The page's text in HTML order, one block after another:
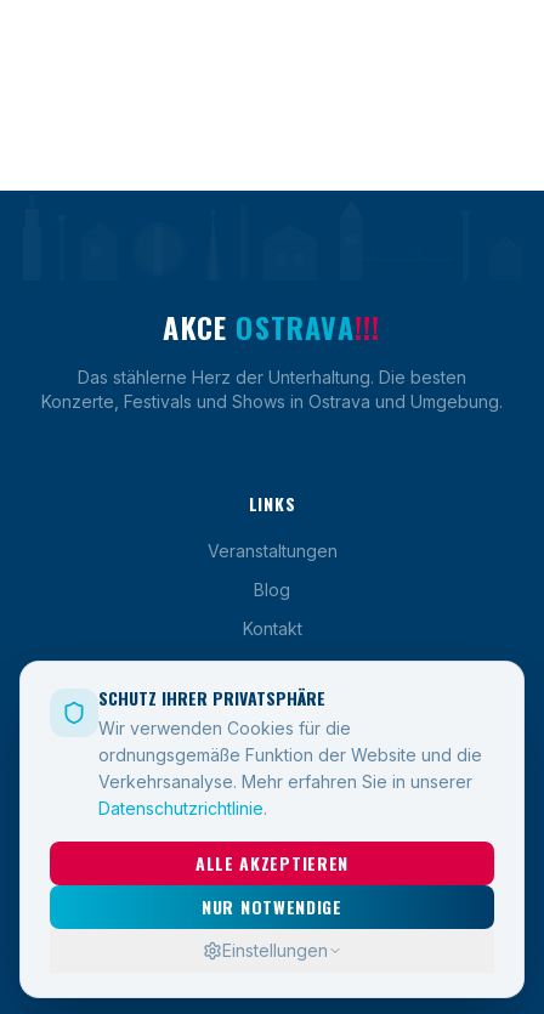
AKCE OSTRAVA!!!
Das stählerne Herz der Unterhaltung. Die besten
Konzerte, Festivals und Shows in Ostrava und Umgebung.
LINKS
Veranstaltungen
Blog
Kontakt
INFORMATIONEN
AGB
Datenschutz
SOZIALE MEDIEN
SCHUTZ IHRER PRIVATSPHÄRE
Wir verwenden Cookies für die
ordnungsgemäße Funktion der Website und die
Verkehrsanalyse. Mehr erfahren Sie in unserer
Datenschutzrichtlinie.
ALLE AKZEPTIEREN
NUR NOTWENDIGE
Einstellungen